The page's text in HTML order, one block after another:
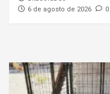
6 de agosto de 2026
0